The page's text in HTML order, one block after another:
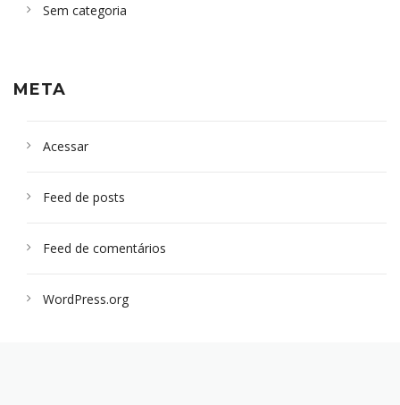
Sem categoria
META
Acessar
Feed de posts
Feed de comentários
WordPress.org